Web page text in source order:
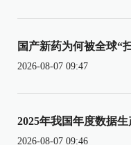
国产新药为何被全球“
2026-08-07 09:47
2025年我国年度数据
2026-08-07 09:46